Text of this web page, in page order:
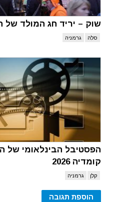
שוק – יריד חג המולד של
סלה גרמניה
הפסטיבל הבינלאומי של
קומדיה 2026
קלן גרמניה
הוספת תגובה